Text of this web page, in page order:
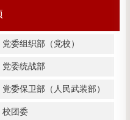
党委组织部（党校）
党委统战部
党委保卫部（人民武装部）
校团委